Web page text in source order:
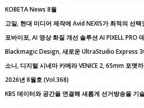
KOBETA News 8월
고일, 현대 미디어 제작에 Avid NEXIS가 최적의 선
포바이포, AI 영상 화질 개선 솔루션 AI PIXELL PRO
Blackmagic Design, 새로운 UltraStudio Express
소니, 디지털 시네마 카메라 VENICE 2, 65mm 포맷
2026년 8월호 (Vol.368)
KBS 데이터와 공간을 연결해 새롭게 선거방송을 기